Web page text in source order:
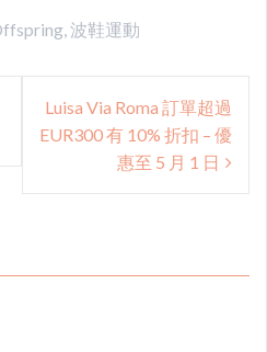
,波鞋運動
Luisa Via Roma 訂單超過
EUR300 有 10% 折扣 – 優
惠至 5 月 1 日